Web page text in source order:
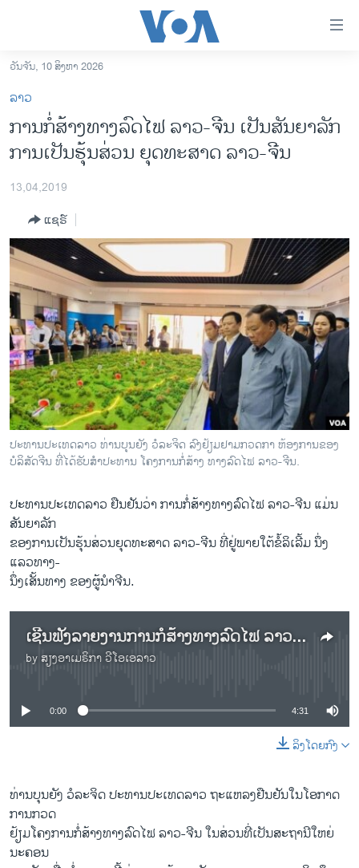
ເຂົ້າ
ຫາ
ຂ້າມ
ຂ້າມ
ຫາ
ອາເມຣິກາ
ການເລືອກຕັ້ງ ປະທານາທີບໍດີ ສະຫະລັດ 2024
ຂ່າວ​ຈີນ
ໂລກ
ເອເຊຍ
ອິດສະຫຼະພາບດ້ານການຂ່າວ
ຊີວິດຊາວລາວ
ຊຸມຊົນຊາວລາວ
ວິທະຍາສາດ-ເທັກໂນໂລຈີ
ທຸລະກິດ
ພາສາອັງກິດ
ວີດີໂອ
ລາຍການກະຈາຍສຽງ
ລາຍງານ
ຕິດຕາມພວກເຮົາ ທີ່
ພາສາຕ່າງໆ
ວັນຈັນ, 10 ສິງຫາ 2026
ລາວ
ການກໍ່ສ້າງທາງລົດໄຟ ລາວ-ຈີນ ເປັນ​ສັນ​ຍາ​ລັກ
ການເປັນຮຸ້ນສ່ວນ ຍຸດທະສາດ ລາວ-ຈີນ
13,04,2019
ແຊຣ໌
ປະທານປະເທດລາວ ທ່ານບຸນຍັງ ວໍລະຈິດ ລົງຢ້ຽມຢາມກວດກາ ຫ້ອງການຂອງ
ບໍລິສັດຈີນ ທີ່ໄດ້ຮັບສຳປະທານ ໂຄງການກໍ່ສ້າງ ທາງລົດໄຟ ລາວ-ຈີນ.
ປະທານປະເທດລາວ ຢືນຢັນວ່າ ການກໍ່ສ້າງທາງລົດໄຟ ລາວ-ຈີນ ແມ່ນ
ສັນຍາລັກ
ຂອງການເປັນຮຸ້ນສ່ວນຍຸດທະສາດ ລາວ-ຈີນ ທີ່ຢູ່ພາຍໃຕ້ຂໍ້ລິເລີ້ມ ນຶ່ງ
ແລວທາງ-
ນຶ່ງເສັ້ນທາງ ຂອງຜູ້ນຳຈີນ.
ເຊີນຟັງລາຍງານການກໍ່ສ້າງທາງລົດໄຟ ລາວ-ຈີນ ເປັນສັນຍາລັກ ການເປັນຮຸ້ນສ່ວນ ຍຸດທະສາດ ລາວ-ຈີນ
by ສຽງອາເມຣິກາ ວີໂອເອລາວ
No media source currently available
0:00 4:31
ລິງໂດຍກົງ
ທ່ານບຸນຍັງ ວໍລະຈິດ ປະທານປະເທດລາວ ຖະແຫລງຢືນຢັນໃນໂອກາດ
ການກວດ
ຢ້ຽມໂຄງການກໍ່ສ້າງທາງລົດໄຟ ລາວ-ຈີນ ໃນສ່ວນທີ່ເປັນສະຖານີໃຫຍ່
ນະຄອນ